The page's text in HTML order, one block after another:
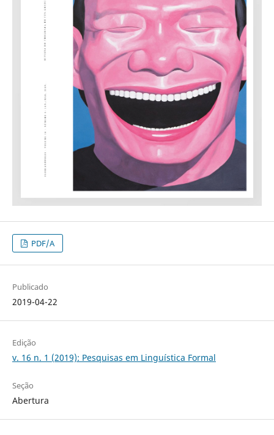
PDF/A
Publicado
2019-04-22
Edição
v. 16 n. 1 (2019): Pesquisas em Linguística Formal
Seção
Abertura